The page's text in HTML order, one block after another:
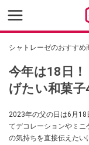
シャトレーゼのおすすめ
今年は18日
げたい和菓
2023年の父の日は6月18
てデコレーションやミ
の気持ちを直接伝えたい